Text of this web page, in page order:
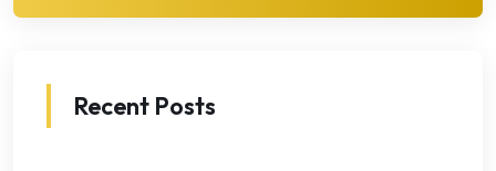
Recent Posts